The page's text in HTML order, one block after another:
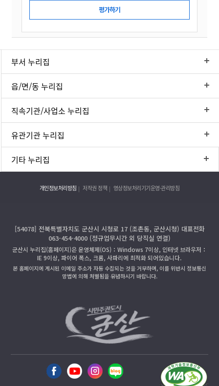
부서 누리집
읍/면/동 누리집
직속기관/사업소 누리집
유관기관 누리집
기타 누리집
개인정보처리방침 저작권 정책 영상정보처리기기운영·관리방침
[54078] 전북특별자치도 군산시 시청로 17 (조촌동, 군산시청) 대표전화
063-454-4000 (정규업무시간 외 당직실 연결)
군산시 누리집(홈페이지)은 운영체제(OS)：Windows 7이상, 인터넷 브라우저：
IE 9이상, 파이어 폭스, 크롬, 사파리에 최적화 되어있습니다.
본 홈페이지에 게시된 이메일 주소가 자동 수집되는 것을 거부하며, 이를 위반시 정보통신
망법에 의해 처벌됨을 유념하시기 바랍니다.